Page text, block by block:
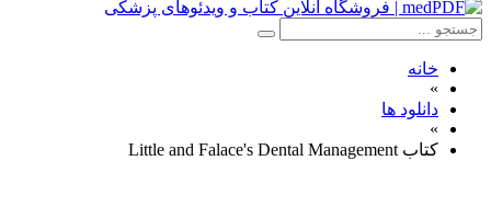
خانه
»
دانلود ها
»
کتاب Little and Falace's Dental Management